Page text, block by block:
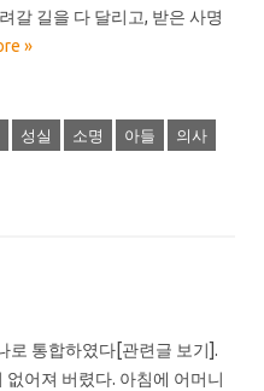
갈 길을 다 달리고, 받은 사명
»
성실 소명 아들 의사
로 통합하였다[관련글 보기].
어져 버렸다. 아침에 어머니